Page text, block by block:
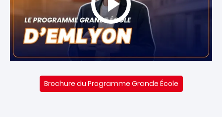
Brochure du Programme Grande École